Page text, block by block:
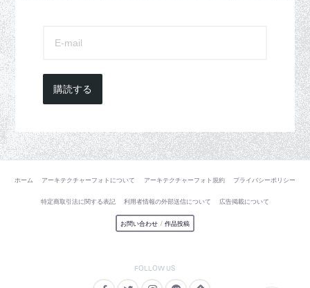
購読する
ホーム アーキテクチャーフォトについて アーキテクチャーフォト規約 プライバシーポリシー
特定商取引法に関する表記 利用者情報の外部送信について 広告掲載について
お問い合わせ / 作品投稿